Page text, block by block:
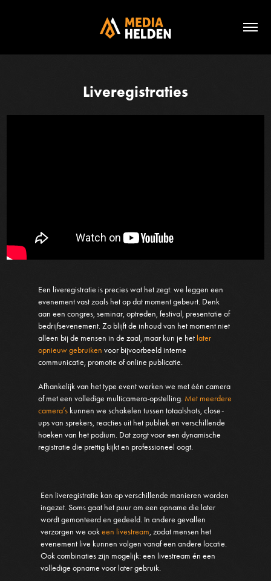
Liveregistraties
Een liveregistratie is precies wat het zegt:we leggen een
evenement vast zoals het op dat moment gebeurt. Denk
aan een congres, seminar, optreden, festival, presentatie of
bedrijfsevenement. Zo blijft de inhoud van het moment niet
alleen bij de mensen in de zaal, maar kun je het later
opnieuw gebruiken voor bijvoorbeeld interne
communicatie, promotie of online publicatie.
Afhankelijk van het type event werken we met één camera
of met een volledige multicamera-opstelling. Met meerdere
camera’s kunnen we schakelen tussen totaalshots, close-
ups van sprekers, reacties uit het publiek en verschillende
hoeken van het podium. Dat zorgt voor een dynamische
registratie die prettig kijkt en professioneel oogt.
Een liveregistratie kan op verschillende manieren worden
ingezet. Soms gaat het puur om een opname die later
wordt gemonteerd en gedeeld. In andere gevallen
verzorgen we ookeen livestream, zodat mensen het
evenement live kunnen volgen vanaf een andere locatie.
Ook combinaties zijn mogelijk: een livestream én een
volledige opname voor later gebruik.